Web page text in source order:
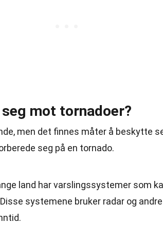
mot tornadoer?
men det finnes måter å beskytte
seg på en tornado.
land har varslingssystemer som
systemene bruker radar og